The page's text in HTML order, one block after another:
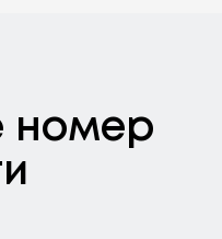
номер